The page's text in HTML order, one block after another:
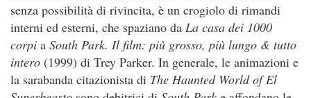
senza possibilità di rivincita, è un crogiolo di rimandi
interni ed esterni, che spaziano da La casa dei 1000
corpi a South Park. Il film: più grosso, più lungo & tutto
intero (1999) di Trey Parker. In generale, le animazioni e
la sarabanda citazionista di The Haunted World of El